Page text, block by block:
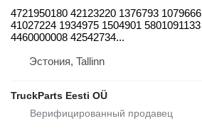
4721950180 42123220 1376793 1079666
41027224 1934975 1504901 5801091133
4460000008 42542734...
Эстония, Tallinn
TruckParts Eesti OÜ